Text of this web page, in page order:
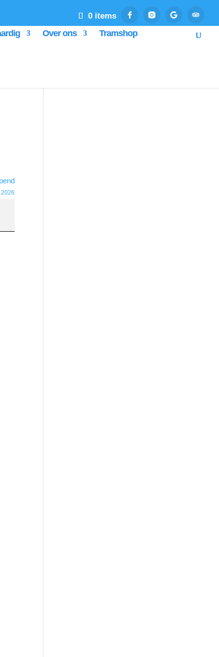
0 items
Over ons Tramshop